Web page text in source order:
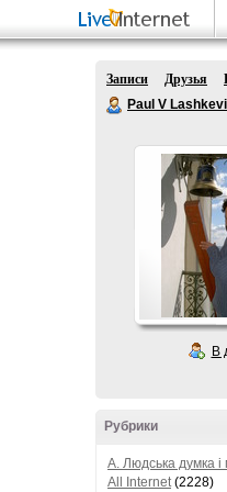
Записи Друзья
Paul V
В
Рубрики
A. Людська думка і
All Internet(2228)